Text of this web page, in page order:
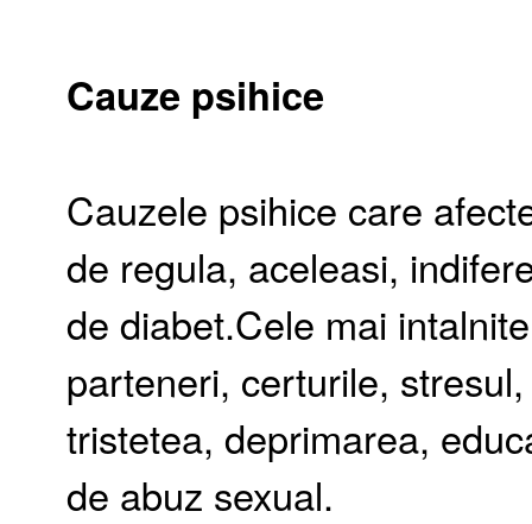
Cauze psihice
Cauzele psihice care
de regula, aceleasi,
de diabet.Cele mai
parteneri, certurile,
tristetea, deprimarea,
de abuz sexual.